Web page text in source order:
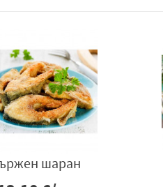
шаран